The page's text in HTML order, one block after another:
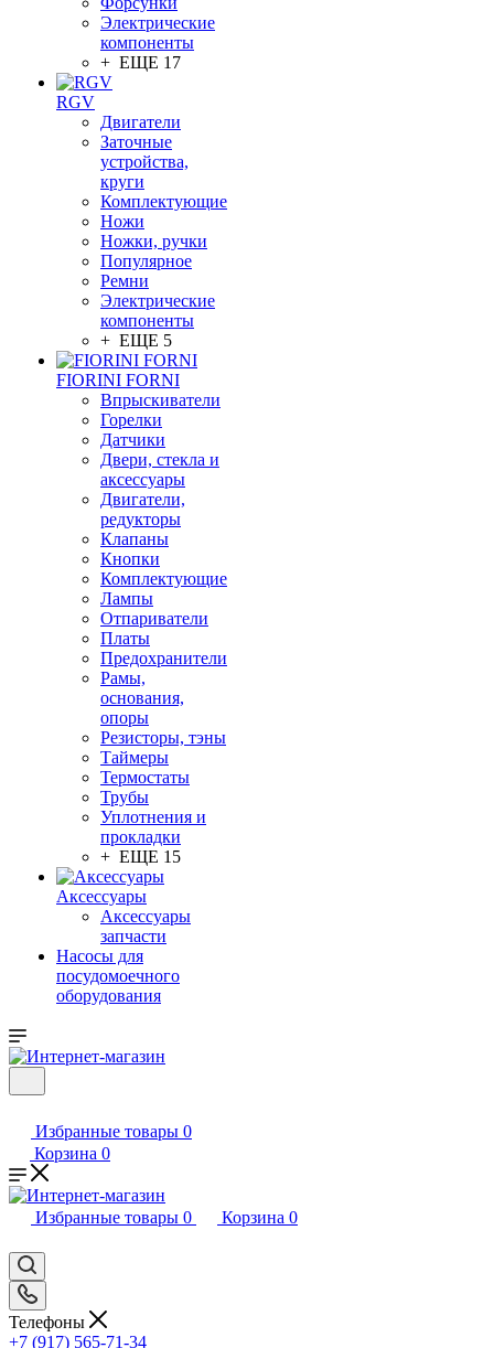
Электрические
компоненты
+ ЕЩЕ 17
RGV
Двигатели
Заточные
устройства,
круги
Комплектующие
Ножи
Ножки, ручки
Популярное
Ремни
Электрические
компоненты
+ ЕЩЕ 5
FIORINI FORNI
Впрыскиватели
Горелки
Датчики
Двери, стекла и
аксессуары
Двигатели,
редукторы
Клапаны
Кнопки
Комплектующие
Лампы
Отпариватели
Платы
Предохранители
Рамы,
основания,
опоры
Резисторы, тэны
Таймеры
Термостаты
Трубы
Уплотнения и
прокладки
+ ЕЩЕ 15
Аксессуары
Аксессуары
запчасти
Насосы для
посудомоечного
оборудования
Избранные товары 0
Корзина 0
Избранные товары 0 Корзина 0
Телефоны
+7 (917) 565-71-34